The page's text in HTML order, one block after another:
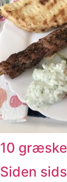
10
Siden